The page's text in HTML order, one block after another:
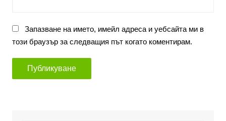
Запазване на името, имейл адреса и уебсайта ми в
този браузър за следващия път когато коментирам.